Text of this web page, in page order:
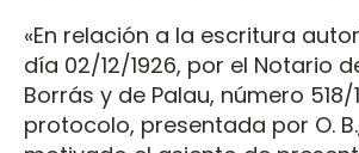
«En relación a la escritura
día 02/12/1926, por el Notario
Borrás y de Palau, número 518/
protocolo, presentada por O.